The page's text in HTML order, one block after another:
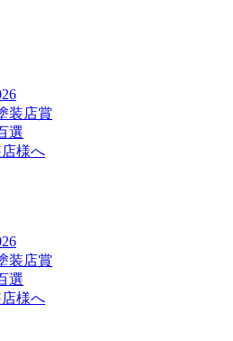
装店賞
選
様へ
装店賞
選
様へ